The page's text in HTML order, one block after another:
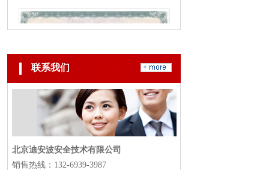
联系我们
北京迪安波安全技术有限公司
销售热线： 132-6939-3987